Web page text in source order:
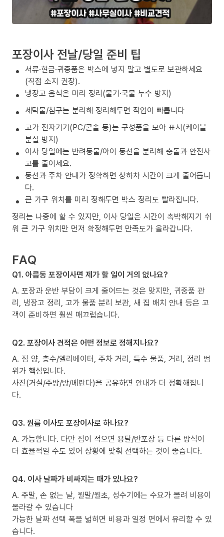
포장이사 전날/당일 준비 팁
서류·현금·귀중품은 박스에 넣지 말고 별도로 보관하세요
(직접 소지 권장).
냉장고 음식은 미리 정리(물기·국물 누수 방지)
세탁물/침구는 분리해 정리해두면 작업이 빠릅니다
고가 전자기기(PC/콘솔 등)는 구성품을 모아 표시(케이블
분실 방지)
이사 당일에는 반려동물/아이 동선을 분리해 충돌과 안전사
고를 줄이세요.
동선과 주차 안내가 정확하면 상하차 시간이 크게 줄어듭니
다.
큰 가구 위치를 미리 정해두면 박스 정리도 빨라집니다.
정리는 나중에 할 수 있지만, 이사 당일은 시간이 촉박해지기 쉬
워 큰 가구 위치만 먼저 확정해두면 만족도가 올라갑니다.
FAQ
Q1. 아름동 포장이사면 제가 할 일이 거의 없나요?
A. 포장과 운반 부담이 크게 줄어드는 것은 맞지만, 귀중품 관
리, 냉장고 정리, 고가 물품 분리 보관, 새 집 배치 안내 등은 고
객이 준비하면 훨씬 매끄럽습니다.
Q2. 포장이사 견적은 어떤 정보로 정해지나요?
A. 짐 양, 층수/엘리베이터, 주차 거리, 특수 물품, 거리, 정리 범
위가 핵심입니다.
사진(거실/주방/방/베란다)을 공유하면 안내가 더 정확해집니
다.
Q3. 원룸 이사도 포장이사로 하나요?
A. 가능합니다. 다만 짐이 적으면 용달/반포장 등 다른 방식이
더 효율적일 수도 있어 상황에 맞춰 선택하는 것이 좋습니다.
Q4. 이사 날짜가 비싸지는 때가 있나요?
A. 주말, 손 없는 날, 월말/월초, 성수기에는 수요가 몰려 비용이
올라갈 수 있습니다
가능한 날짜 선택 폭을 넓히면 비용과 일정 면에서 유리할 수 있
습니다.